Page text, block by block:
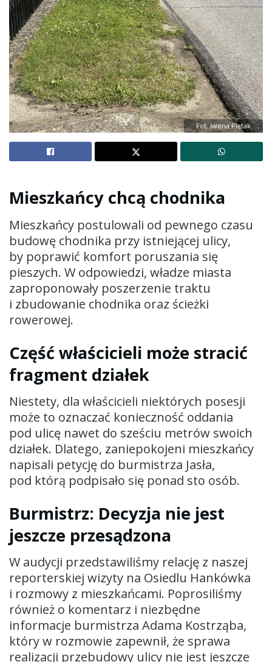
Fot. Iwona Piętak
Mieszkańcy chcą chodnika
Mieszkańcy postulowali od pewnego czasu
budowę chodnika przy istniejącej ulicy,
by poprawić komfort poruszania się
pieszych. W odpowiedzi, władze miasta
zaproponowały poszerzenie traktu
i zbudowanie chodnika oraz ścieżki
rowerowej.
Część właścicieli może stracić
fragment działek
Niestety, dla właścicieli niektórych posesji
może to oznaczać konieczność oddania
pod ulicę nawet do sześciu metrów swoich
działek. Dlatego, zaniepokojeni mieszkańcy
napisali petycję do burmistrza Jasła,
pod którą podpisało się ponad sto osób.
Burmistrz: Decyzja nie jest
jeszcze przesądzona
W audycji przedstawiliśmy relację z naszej
reporterskiej wizyty na Osiedlu Hankówka
i rozmowy z mieszkańcami. Poprosiliśmy
również o komentarz i niezbędne
informacje burmistrza Adama Kostrząba,
który w rozmowie zapewnił, że sprawa
realizacji przebudowy ulicy nie jest jeszcze